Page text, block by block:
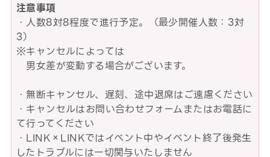
注意事項
・人数8対8程度で進行予定。（最少開催人数：3対
3）
※キャンセルによっては
男女差が変動する場合がございます。
・無断キャンセル、遅刻、途中退席はご遠慮ください
・キャンセルはお問い合わせフォームまたはお電話に
て行ってください
・LINK×LINKではイベント中やイベント終了後発生
したトラブルには一切関与いたしません